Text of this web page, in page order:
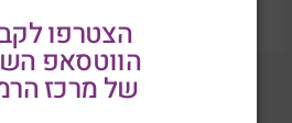
הצטרפו
הווטסאפ
של מרכז